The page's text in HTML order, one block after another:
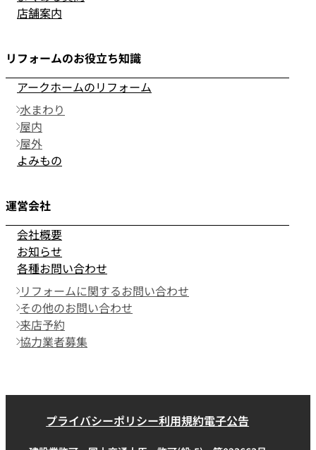
店舗案内
リフォームのお役立ち知識
アークホームのリフォーム
水まわり
屋内
屋外
よみもの
運営会社
会社概要
お知らせ
各種お問い合わせ
リフォームに関するお問い合わせ
その他のお問い合わせ
来店予約
協力業者募集
プライバシーポリシー利用規約電子公告